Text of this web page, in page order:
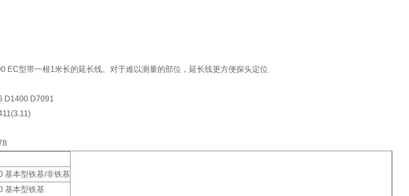
EC型带一根1米长的延长线。对于难以测量的部位，延长线更方便探头定位
D1400 D7091
基本型铁基/非铁基
基本型铁基